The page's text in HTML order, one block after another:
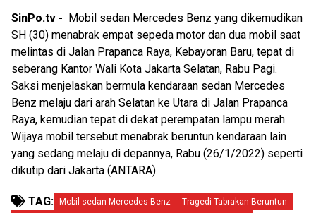
SinPo.tv -
Mobil sedan Mercedes Benz yang dikemudikan
SH (30) menabrak empat sepeda motor dan dua mobil saat
melintas di Jalan Prapanca Raya, Kebayoran Baru, tepat di
seberang Kantor Wali Kota Jakarta Selatan, Rabu Pagi.
Saksi menjelaskan bermula kendaraan sedan Mercedes
Benz melaju dari arah Selatan ke Utara di Jalan Prapanca
Raya, kemudian tepat di dekat perempatan lampu merah
Wijaya mobil tersebut menabrak beruntun kendaraan lain
yang sedang melaju di depannya, Rabu (26/1/2022) seperti
dikutip dari Jakarta (ANTARA).
TAG: Mobil sedan Mercedes Benz
Tragedi Tabrakan Beruntun